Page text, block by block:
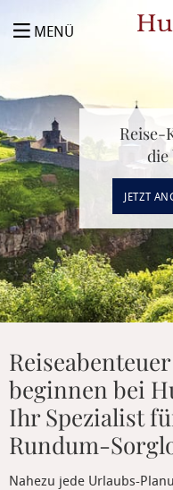
MENÜ
Reise-
die
JETZT
beginnen bei
Ihr Spezialist
Rundum-
Nahezu jede Urlaubs-